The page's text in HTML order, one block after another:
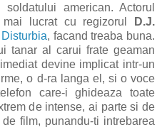
soldatului american. Actorul
lucrat cu regizorul
D.J.
Disturbia, facand treaba buna.
tanar al carui frate geaman
devine implicat intr-un
o d-ra langa el, si o voce
care-i ghideaza toate
de intense, ai parte si de
film, punandu-ti intrebarea